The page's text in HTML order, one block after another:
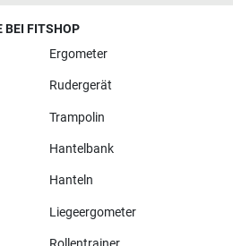
BEI FITSHOP
Ergometer
Rudergerät
Trampolin
Hantelbank
Hanteln
Liegeergometer